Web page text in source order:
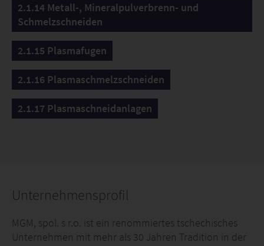
2.1.14 Metall-, Mineralpulverbrenn- und
Schmelzschneiden
2.1.15 Plasmafugen
2.1.16 Plasmaschmelzschneiden
2.1.17 Plasmaschneidanlagen
Unternehmensprofil
MGM, spol. s r.o. ist ein renommiertes tschechisches
Unternehmen mit mehr als 30 Jahren Tradition in der